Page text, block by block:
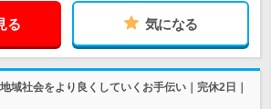
る 気になる
域社会をより良くしていくお手伝い｜完休2日｜